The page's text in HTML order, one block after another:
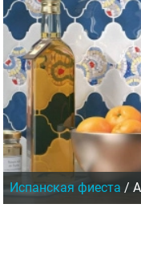
Испанская фиеста /